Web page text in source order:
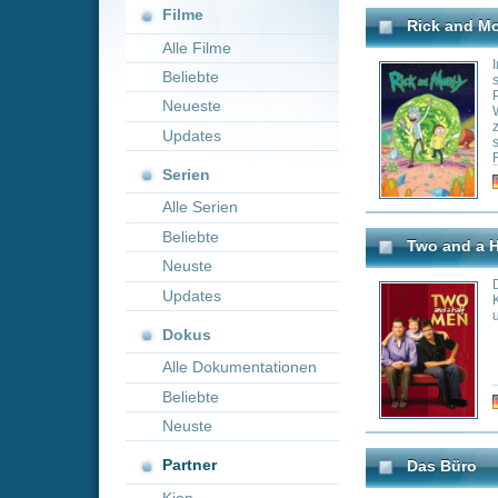
Serien
Alle Serien
Beliebte
Neuste
Dokus
Alle Dokumentationen
Beliebte
Neuste
Partner
Kion
Wissenschaftler
zu riskanten
schon mal zum
Rick als
zählen
ältere Schwester
Genre:
Two and a Half Men
Das zügellose
Komponisten
und sein
Genre:
Büroleiter
Mitarbeiter Jim
ein erfolgreiches
dass Michael
der Leitung für
wird es, als der
die Filiale
hat, nicht
gewusst, was
unvorbereitet.
Genre:
The Simpsons